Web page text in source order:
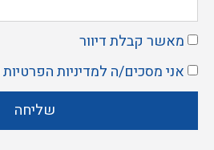
מאשר קבלת דיוור
אני מסכים/ה למדיניות הפרטיות
שליחה